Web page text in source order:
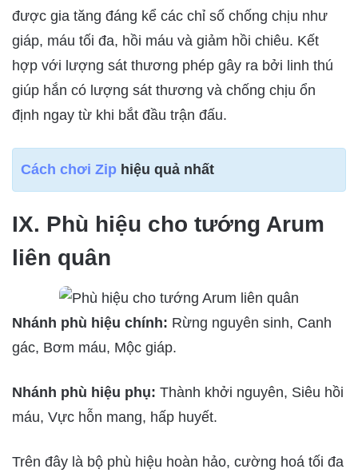
được gia tăng đáng kể các chỉ số chống chịu như
giáp, máu tối đa, hồi máu và giảm hồi chiêu. Kết
hợp với lượng sát thương phép gây ra bởi linh thú
giúp hắn có lượng sát thương và chống chịu ổn
định ngay từ khi bắt đầu trận đấu.
Cách chơi Zip hiệu quả nhất
IX. Phù hiệu cho tướng Arum
liên quân
Nhánh phù hiệu chính: Rừng nguyên sinh, Canh
gác, Bơm máu, Mộc giáp.
Nhánh phù hiệu phụ: Thành khởi nguyên, Siêu hồi
máu, Vực hỗn mang, hấp huyết.
Trên đây là bộ phù hiệu hoàn hảo, cường hoá tối đa